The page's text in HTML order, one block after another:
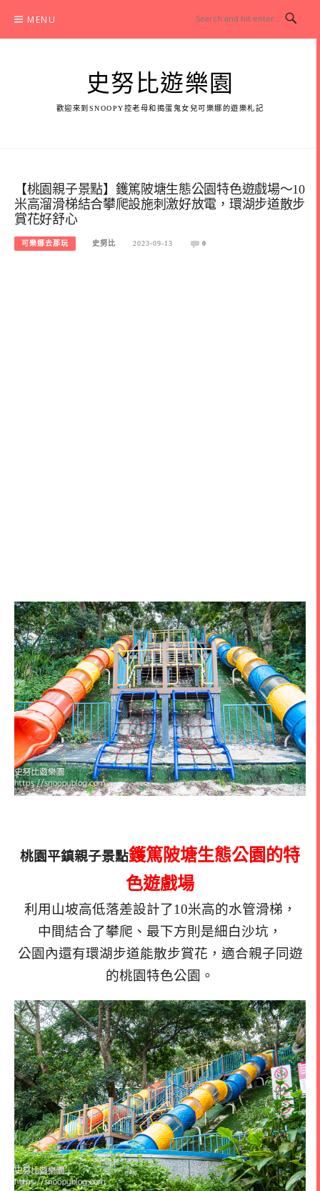
content
MENU
史努比遊樂園
歡迎來到SNOOPY控老母和搗蛋鬼女兒可樂娜的遊樂札記
【桃園親子景點】鑊篤陂塘生態公園特色遊戲場～10
米高溜滑梯結合攀爬設施刺激好放電，環湖步道散步
賞花好舒心
可樂娜去那玩 史努比 2023-09-13 0
桃園平鎮親子景點鑊篤陂塘生態公園的特
色遊戲場
利用山坡高低落差設計了10米高的水管滑梯，
中間結合了攀爬、最下方則是細白沙坑，
公園內還有環湖步道能散步賞花，適合親子同遊
的桃園特色公園。